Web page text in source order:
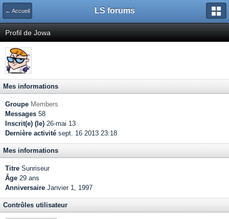
← Accueil LS forums
Profil de Jowa
Mes informations
Groupe Members
Messages 58
Inscrit(e) (le) 26-mai 13
Dernière activité sept. 16 2013 23:18
Mes informations
Titre Sunriseur
Âge 29 ans
Anniversaire Janvier 1, 1997
Contrôles utilisateur